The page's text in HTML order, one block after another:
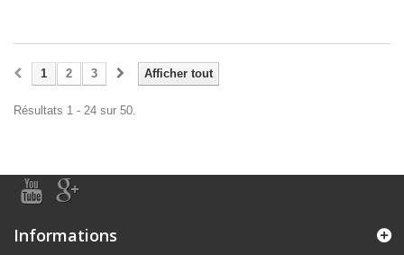
Afficher tout
1 2 3
Résultats 1 - 24 sur 50.
Informations